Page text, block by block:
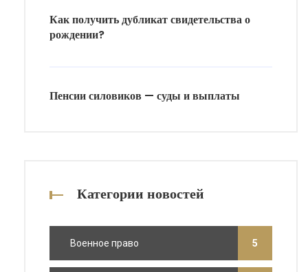
Как получить дубликат свидетельства о
рождении?
Пенсии силовиков — суды и выплаты
Категории новостей
Военное право 5